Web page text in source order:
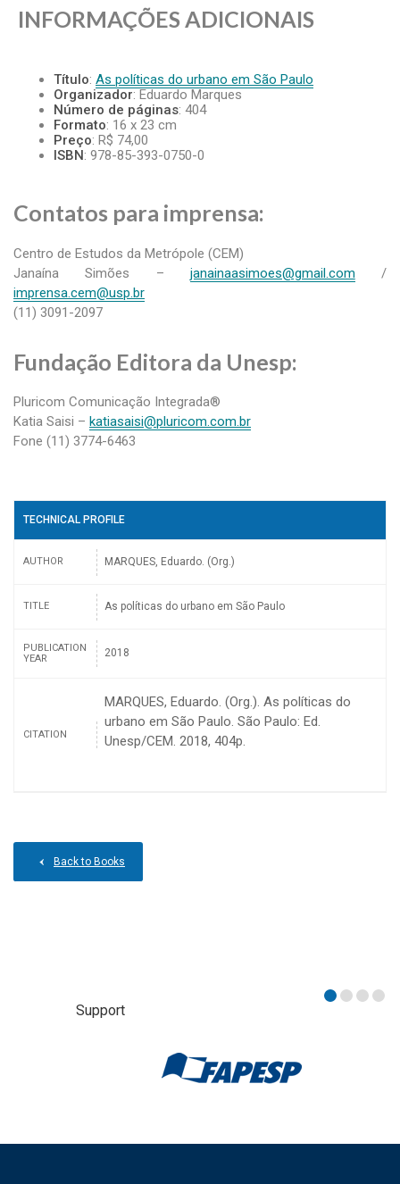
INFORMAÇÕES ADICIONAIS
Título: As políticas do urbano em São Paulo
Organizador: Eduardo Marques
Número de páginas: 404
Formato: 16 x 23 cm
Preço: R$ 74,00
ISBN: 978-85-393-0750-0
Contatos para imprensa:
Centro de Estudos da Metrópole (CEM)
Janaína Simões – janainaasimoes@gmail.com /
imprensa.cem@usp.br
(11) 3091-2097
Fundação Editora da Unesp:
Pluricom Comunicação Integrada®
Katia Saisi – katiasaisi@pluricom.com.br
Fone (11) 3774-6463
TECHNICAL PROFILE
AUTHOR MARQUES, Eduardo. (Org.)
TITLE As políticas do urbano em São Paulo
PUBLICATION
YEAR
2018
CITATION
MARQUES, Eduardo. (Org.). As políticas do
urbano em São Paulo. São Paulo: Ed.
Unesp/CEM. 2018, 404p.
Back to Books
Support